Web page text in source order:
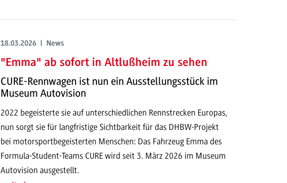
18.03.2026 | News
"Emma" ab sofort in Altlußheim zu sehen
CURE-Rennwagen ist nun ein Ausstellungsstück im
Museum Autovision
2022 begeisterte sie auf unterschiedlichen Rennstrecken Europas,
nun sorgt sie für langfristige Sichtbarkeit für das DHBW-Projekt
bei motorsportbegeisterten Menschen: Das Fahrzeug Emma des
Formula-Student-Teams CURE wird seit 3. März 2026 im Museum
Autovision ausgestellt.